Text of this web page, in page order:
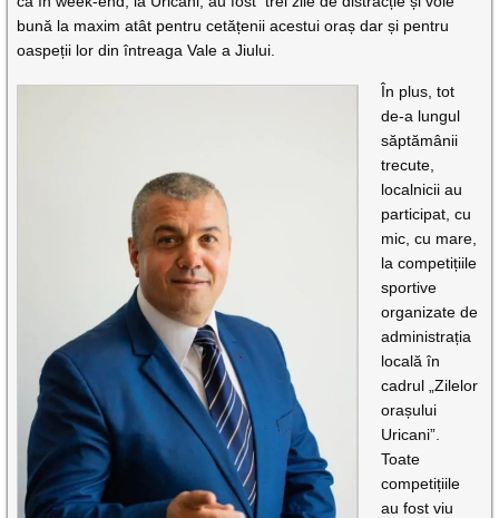
bună la maxim atât pentru cetățenii acestui oraș dar și pentru
oaspeții lor din întreaga Vale a Jiului.
În plus, tot
de-a lungul
săptămânii
trecute,
localnicii au
participat, cu
mic, cu mare,
la competițiile
sportive
organizate de
administrația
locală în
cadrul „Zilelor
orașului
Uricani”.
Toate
competițiile
au fost viu